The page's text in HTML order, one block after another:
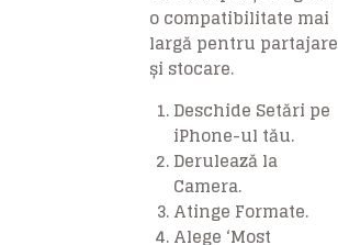
o compatibilitate mai
largă pentru partajare
și stocare.
Deschide Setări pe
iPhone-ul tău.
Derulează la
Camera.
Atinge Formate.
Alege ‘Most